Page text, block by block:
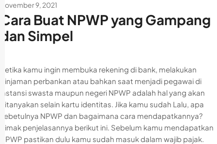
November 9, 2021
Cara Buat NPWP yang Gampang
dan Simpel
Ketika kamu ingin membuka rekening di bank, melakukan
pinjaman perbankan atau bahkan saat menjadi pegawai di
instansi swasta maupun negeri NPWP adalah hal yang akan
ditanyakan selain kartu identitas. Jika kamu sudah Lalu, apa
sebetulnya NPWP dan bagaimana cara mendapatkannya?
Simak penjelasannya berikut ini. Sebelum kamu mendapatkan
NPWP pastikan dulu kamu sudah masuk dalam wajib pajak.